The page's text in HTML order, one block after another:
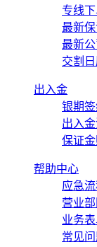
专线
最新
最新
交割
出入金
银期签
出入
保证金
帮助中心
应急
营业
业务
常见